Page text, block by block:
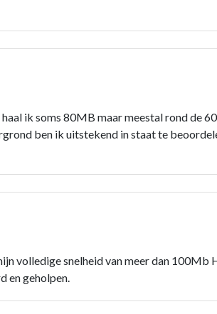
ik soms 80MB maar meestal rond de
ben ik uitstekend in staat te
volledige snelheid van meer dan 100Mb
en geholpen.